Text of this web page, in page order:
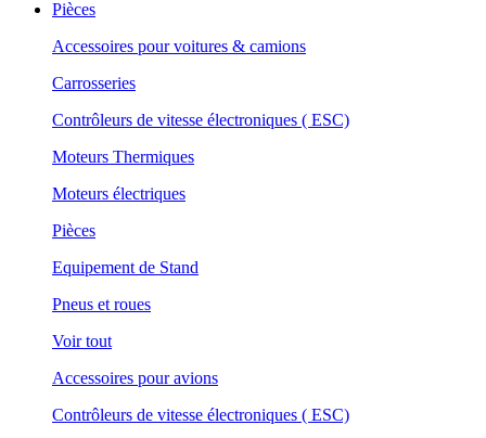
Pièces
Accessoires pour voitures & camions
Carrosseries
Contrôleurs de vitesse électroniques ( ESC)
Moteurs Thermiques
Moteurs électriques
Pièces
Equipement de Stand
Pneus et roues
Voir tout
Accessoires pour avions
Contrôleurs de vitesse électroniques ( ESC)